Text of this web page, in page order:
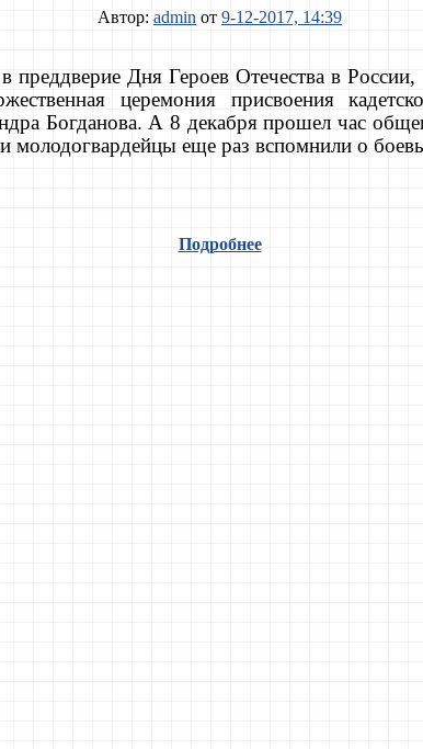
Автор: admin от 9-12-2017, 14:39
преддверие Дня Героев Отечества в
церемония присвоения
Богданова. А 8 декабря прошел час
молодогвардейцы еще раз вспомнили о
Подробнее